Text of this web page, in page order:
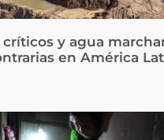
críticos y agua
en América